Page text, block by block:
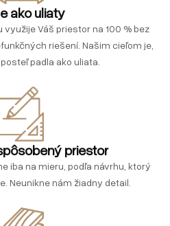
ako uliaty
Váš priestor na 100 % bez
riešení. Našim cieľom je,
padla ako uliata.
priestor
iba na mieru, podľa návrhu, ktorý
Neunikne nám žiadny detail.